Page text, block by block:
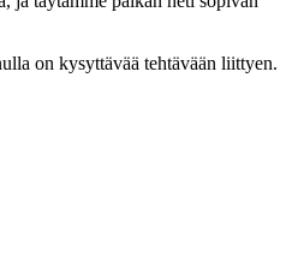
on kysyttävää tehtävään liittyen.